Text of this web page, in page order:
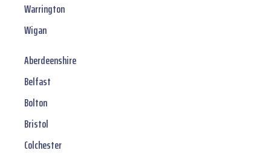
Warrington
Wigan
Aberdeenshire
Belfast
Bolton
Bristol
Colchester